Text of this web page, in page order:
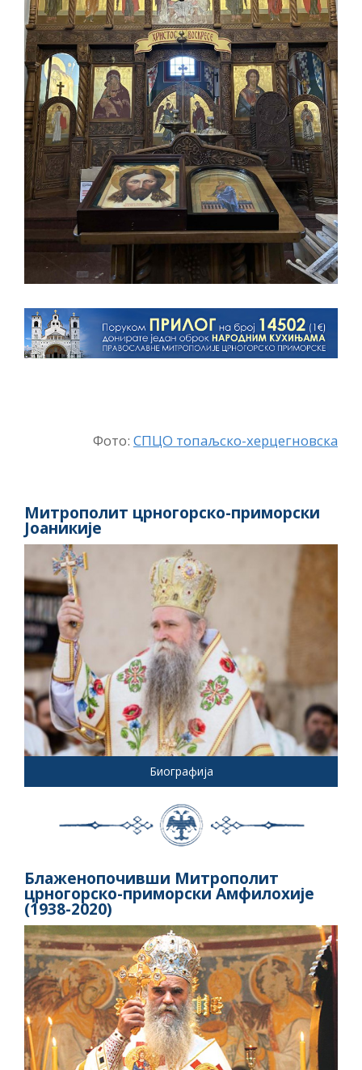
Фото: СПЦО топаљско-херцегновска
Митрополит црногорско-приморски
Јоаникије
Биографија
Блаженопочивши Митрополит
црногорско-приморски Амфилохије
(1938-2020)